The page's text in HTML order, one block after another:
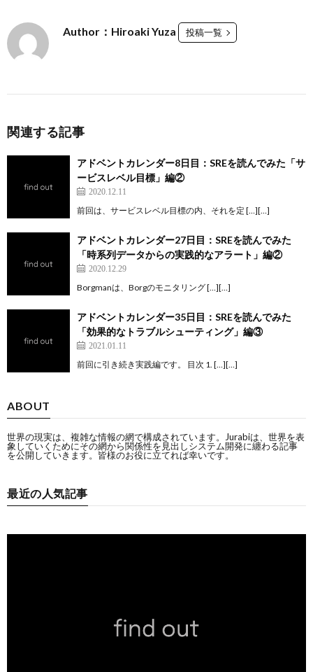
Author：Hiroaki Yuza 投稿一覧
関連する記事
アドベントカレンダー8日目：SREを読んでみた「サ
ービスレベル目標」編②
2020.12.11
前回は、サービスレベル目標の内、それを定 […][…]
アドベントカレンダー27日目：SREを読んでみた
「時系列データからの実践的なアラート」編②
2020.12.29
Borgmanは、Borgのモニタリング […][…]
アドベントカレンダー35日目：SREを読んでみた
「効果的なトラブルシューティング」編③
2021.01.11
前回に引き続き実践編です。 目次 1. […][…]
ABOUT
世界の現実は、複雑な情報の網で構成されています。Jurabiは、世界を表
象していくためにその網から関係性を見出しシステム開発に纏わる記事
を公開していきます。皆様のお役に立てれば幸いです。
最近の人気記事